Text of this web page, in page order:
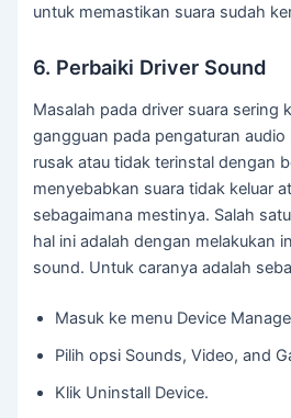
untuk memastikan suara sudah
6. Perbaiki Driver Sound
Masalah pada driver suara sering
gangguan pada pengaturan audio
rusak atau tidak terinstal dengan
menyebabkan suara tidak keluar
sebagaimana mestinya. Salah
hal ini adalah dengan melakukan
sound. Untuk caranya adalah
Masuk ke menu Device
Pilih opsi Sounds, Video, and
Klik Uninstall Device.